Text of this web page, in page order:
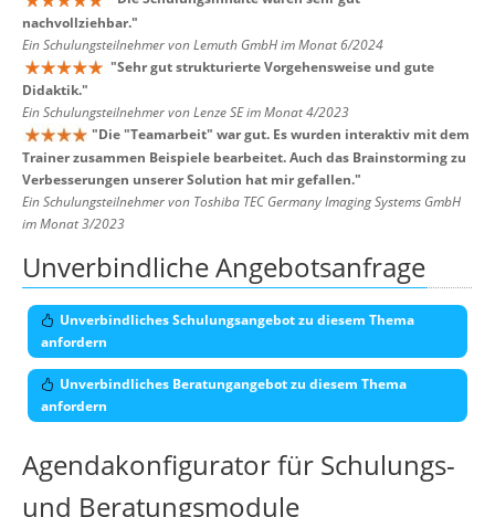
nachvollziehbar."
Ein Schulungsteilnehmer von Lemuth GmbH im Monat 6/2024
"Sehr gut strukturierte Vorgehensweise und gute
Didaktik."
Ein Schulungsteilnehmer von Lenze SE im Monat 4/2023
"Die "Teamarbeit" war gut. Es wurden interaktiv mit dem
Trainer zusammen Beispiele bearbeitet. Auch das Brainstorming zu
Verbesserungen unserer Solution hat mir gefallen."
Ein Schulungsteilnehmer von Toshiba TEC Germany Imaging Systems GmbH
im Monat 3/2023
Unverbindliche Angebotsanfrage
Unverbindliches Schulungsangebot zu diesem Thema
anfordern
Unverbindliches Beratungangebot zu diesem Thema
anfordern
Agendakonfigurator für Schulungs-
und Beratungsmodule